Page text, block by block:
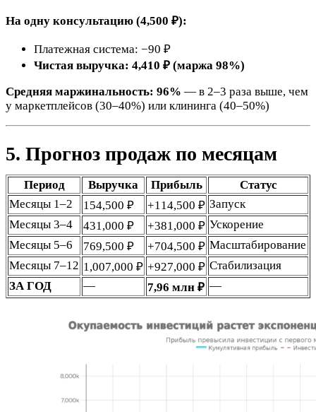
На одну консультацию (4,500 ₽):
Платежная система: −90 ₽
Чистая выручка: 4,410 ₽ (маржа 98%)
Средняя маржинальность: 96% — в 2–3 раза выше, чем
у маркетплейсов (30–40%) или клининга (40–50%)
5. Прогноз продаж по месяцам
Период Выручка Прибыль
Статус
Месяцы 1–2
154,500 ₽ +114,500 ₽ Запуск
Месяцы 3–4
431,000 ₽ +381,000 ₽ Ускорение
Месяцы 5–6
769,500 ₽ +704,500 ₽ Масштабирование
Месяцы 7–12 1,007,000 ₽ +927,000 ₽ Стабилизация
ЗА ГОД
— 7,96 млн ₽ —